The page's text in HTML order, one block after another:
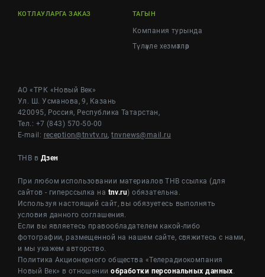
КОТЛАУЛАРГА ЗАКАЗ ТАГЫН
Компания турында
Түләүле хезмәтләр
АО «ТРК «Новый Век»
Ул. Ш. Усманова, 9, Казань
420095, Россия, Республика Татарстан,
Тел.: +7 (843) 570-50-00
E-mail: reception@tnvtv.ru,tnvnews@mail.ru
ТНВ в Дзен
При любом использовании материалов ТНВ ссылка (для
сайтов - гиперссылка на tnv.ru) обязательна.
Используя настоящий сайт, вы обязуетесь выполнять
условия данного соглашения.
Если вы являетесь правообладателем какой-либо
фотографии, размещенной на нашем сайте, свяжитесь с нами,
и мы укажем авторство.
Политика Акционерного общества «Телерадиокомпания
Новый Век» в отношенииобработки персональных данных.